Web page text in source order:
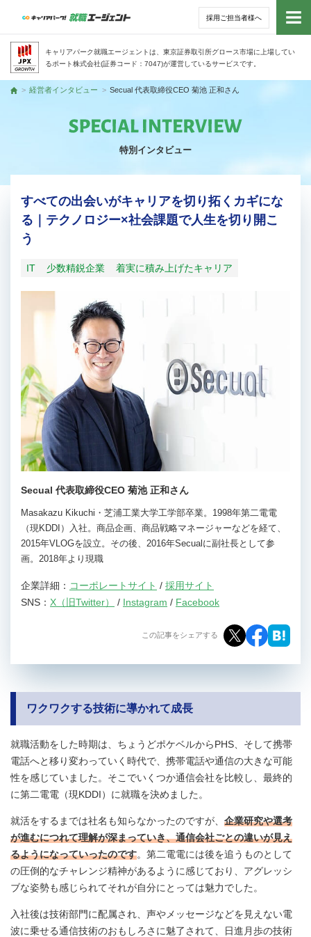
採用ご担当者様へ
キャリアパーク就職エージェントは、東京証券取引所グロース市場に上場してい
るポート株式会社(証券コード：7047)が運営しているサービスです。
トッ
トップ
経営者インタビュー Secual 代表取締役CEO 菊池 正和さん
特別インタビュー
すべての出会いがキャリアを切り拓くカギにな
る｜テクノロジー×社会課題で人生を切り開こ
う
IT 少数精鋭企業 着実に積み上げたキャリア
Secual 代表取締役CEO 菊池 正和さん
Masakazu Kikuchi・芝浦工業大学工学部卒業。1998年第二電電
（現KDDI）入社。商品企画、商品戦略マネージャーなどを経て、
2015年VLOGを設立。その後、2016年Secualに副社長として参
画。2018年より現職
企業詳細： コーポレートサイト / 採用サイト
SNS： X（旧Twitter） / Instagram / Facebook
この記事をシェアする
ワクワクする技術に導かれて成長
就職活動をした時期は、ちょうどポケベルからPHS、そして携帯
電話へと移り変わっていく時代で、携帯電話や通信の大きな可能
性を感じていました。そこでいくつか通信会社を比較し、最終的
に第二電電（現KDDI）に就職を決めました。
就活をするまでは社名も知らなかったのですが、 企業研究や選考
が進むにつれて理解が深まっていき、通信会社ごとの違いが見え
るようになっていったのです。第二電電には後を追うものとして
の圧倒的なチャレンジ精神があるように感じており、アグレッシ
ブな姿勢も感じられてそれが自分にとっては魅力でした。
入社後は技術部門に配属され、声やメッセージなどを見えない電
波に乗せる通信技術のおもしろさに魅了されて、日進月歩の技術